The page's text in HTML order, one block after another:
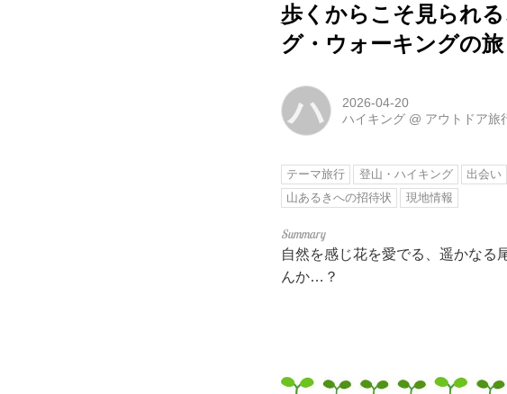
歩くからこそ見られ
グ・ウォーキングの旅
ハ
2026-04-20
ハイキング @ アウトドア旅
テーマ旅行 登山・ハイキング 出会い
山あるきへの招待状
現地情報
自然を感じ花を愛でる、遥かなる
んか…？